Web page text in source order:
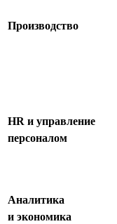
Производство
HR и управление
персоналом
Аналитика
и экономика